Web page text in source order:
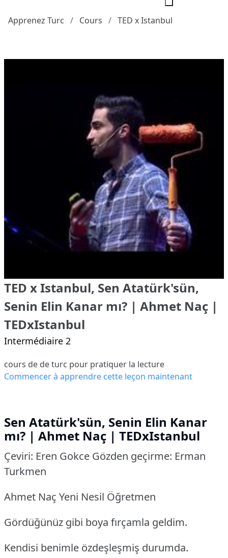
Apprenez Turc Cours TED x Istanbul
TED x Istanbul, Sen Atatürk'sün,
Senin Elin Kanar mı? | Ahmet Naç |
TEDxIstanbul
Intermédiaire 2
cours de de turc pour pratiquer la lecture
Commencer à apprendre cette leçon maintenant
Sen Atatürk'sün, Senin Elin Kanar
mı? | Ahmet Naç | TEDxIstanbul
Çeviri: Eren Gokce Gözden geçirme: Erman
Turkmen
Ahmet Naç Yeni Nesil Öğretmen
Gördüğünüz gibi boya fırçamla geldim.
Kendisi benimle özdeşleşmiş durumda.